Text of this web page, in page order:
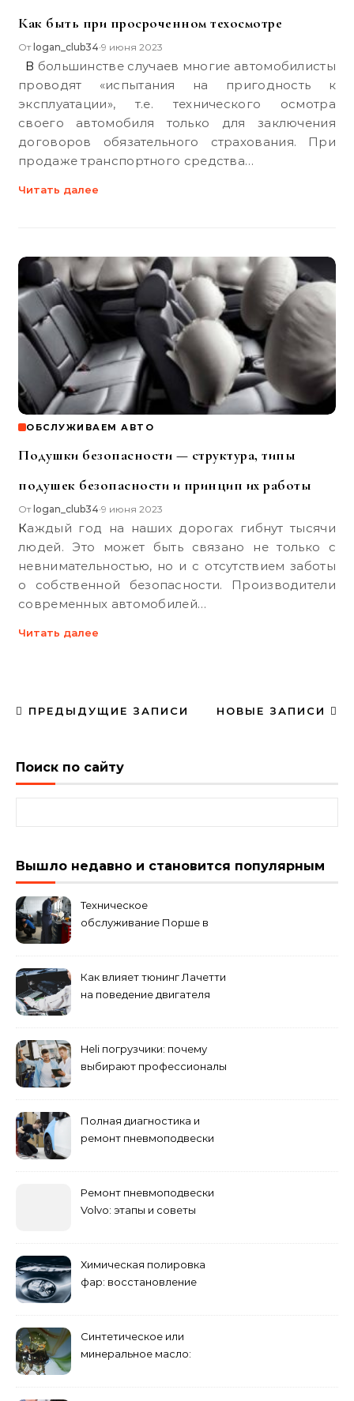
Как быть при просроченном техосмотре
От logan_club34•9 июня 2023
В большинстве случаев многие автомобилисты
проводят «испытания на пригодность к
эксплуатации», т.е. технического осмотра
своего автомобиля только для заключения
договоров обязательного страхования. При
продаже транспортного средства…
Читать далее
ОБСЛУЖИВАЕМ АВТО
Подушки безопасности — структура, типы
подушек безопасности и принцип их работы
От logan_club34•9 июня 2023
Каждый год на наших дорогах гибнут тысячи
людей. Это может быть связано не только с
невнимательностью, но и с отсутствием заботы
о собственной безопасности. Производители
современных автомобилей…
Читать далее
ПРЕДЫДУЩИЕ ЗАПИСИ НОВЫЕ ЗАПИСИ
Поиск по сайту
Вышло недавно и становится популярным
Техническое
обслуживание Порше в
Как влияет тюнинг Лачетти
на поведение двигателя
Heli погрузчики: почему
выбирают профессионалы
Полная диагностика и
ремонт пневмоподвески
Ремонт пневмоподвески
Volvo: этапы и советы
Химическая полировка
фар: восстановление
Синтетическое или
минеральное масло: